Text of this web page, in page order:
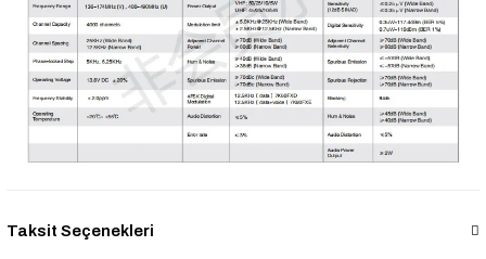
Taksit Seçenekleri